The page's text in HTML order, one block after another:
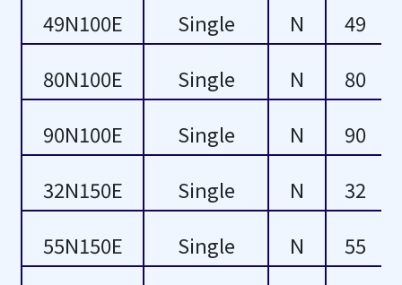
28
29
-
-
49N100E
Single N
49
80N100E
Single N
80
90N100E
Single N
90
32N150E
Single N
32
55N150E
Single N
55